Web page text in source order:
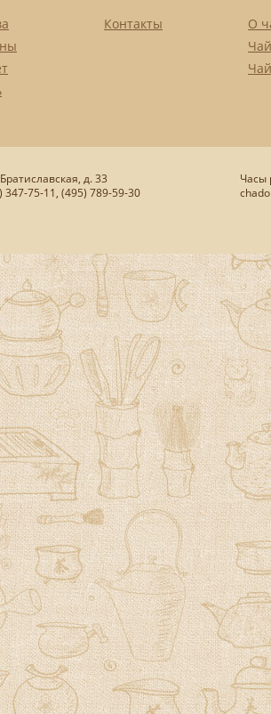
Контакты
О
д. 33
75-11, (495) 789-59-30
Часы